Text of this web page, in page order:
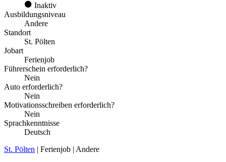
Inaktiv
Ausbildungsniveau
Andere
Standort
St. Pölten
Jobart
Ferienjob
Führerschein erforderlich?
Nein
Auto erforderlich?
Nein
Motivationsschreiben erforderlich?
Nein
Sprachkenntnisse
Deutsch
St. Pölten | Ferienjob | Andere